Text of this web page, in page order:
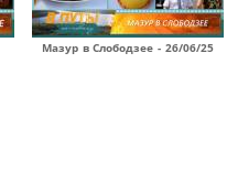
Мазур в Слободзее - 26/06/25